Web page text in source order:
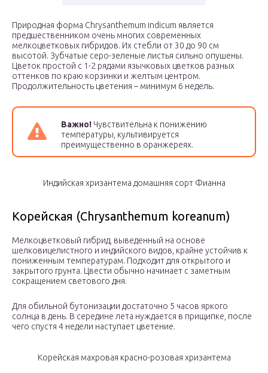
Природная форма Chrysanthemum indicum является
предшественником очень многих современных
мелкоцветковых гибридов. Их стебли от 30 до 90 см
высотой. Зубчатые серо-зеленые листья сильно опушены.
Цветок простой с 1-2 рядами язычковых цветков разных
оттенков по краю корзинки и желтым центром.
Продолжительность цветения – минимум 6 недель.
Важно! Чувствительна к понижению
температуры, культивируется
преимущественно в оранжереях.
Индийская хризантема домашняя сорт Фианна
Корейская (Chrysanthemum koreanum)
Мелкоцветковый гибрид, выведенный на основе
шелковицелистного и индийского видов, крайне устойчив к
пониженным температурам. Подходит для открытого и
закрытого грунта. Цвести обычно начинает с заметным
сокращением светового дня.
Для обильной бутонизации достаточно 5 часов яркого
солнца в день. В середине лета нуждается в прищипке, после
чего спустя 4 недели наступает цветение.
Корейская махровая красно-розовая хризантема